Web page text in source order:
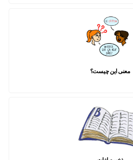
معنی این چیست؟